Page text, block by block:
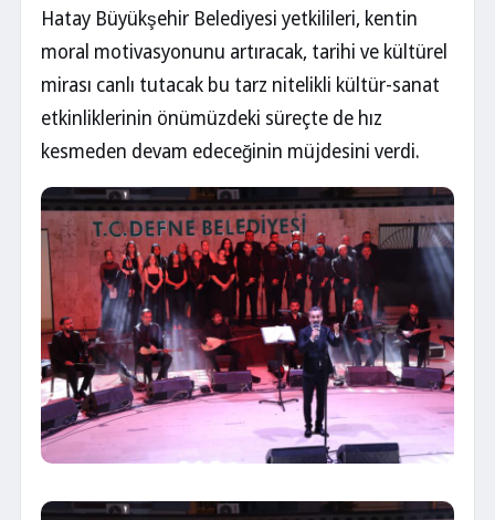
Hatay Büyükşehir Belediyesi yetkilileri, kentin
moral motivasyonunu artıracak, tarihi ve kültürel
mirası canlı tutacak bu tarz nitelikli kültür-sanat
etkinliklerinin önümüzdeki süreçte de hız
kesmeden devam edeceğinin müjdesini verdi.